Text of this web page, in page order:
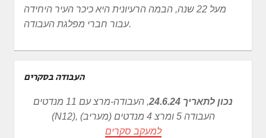
מעל 22 שנה, הבמה הרעיונית היא כיכר העיר היחידה
עבור חברי מפלגת העבודה.
העבודה בסקרים
נכון לתאריך 24.6.24
, העבודה-מרצ עם 11 מנדטים
(N12), העבודה 5 ומרצ 4 מנדטים (מעריב)
למעקב סקרים